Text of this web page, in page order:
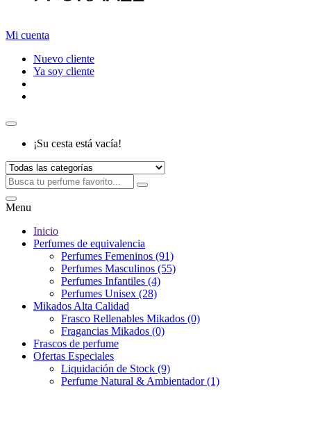
Mi cuenta
Nuevo cliente
Ya soy cliente
¡Su cesta está vacía!
Menu
Inicio
Perfumes de equivalencia
Perfumes Femeninos (91)
Perfumes Masculinos (55)
Perfumes Infantiles (4)
Perfumes Unisex (28)
Mikados Alta Calidad
Frasco Rellenables Mikados (0)
Fragancias Mikados (0)
Frascos de perfume
Ofertas Especiales
Liquidación de Stock (9)
Perfume Natural & Ambientador (1)